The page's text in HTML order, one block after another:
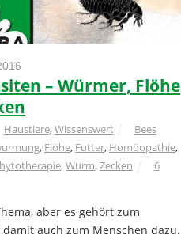
– Würmer, Flöhe
Haustiere,Wissenswert
Bees
, Flöhe, Futter, Homöopathie,
,Wurm,Zecken
6
aber es gehört zum
auch zum Menschen dazu.